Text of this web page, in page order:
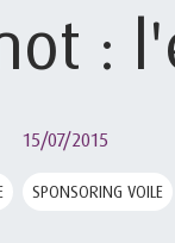
:
15/07/2015
SPONSORING VOILE